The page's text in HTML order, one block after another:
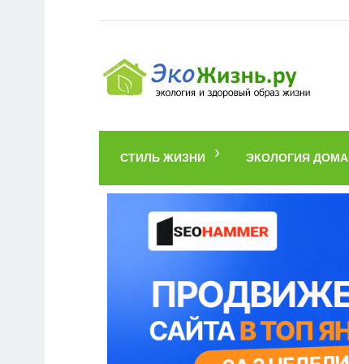
СТИЛЬ ЖИЗНИ ЭКОЛОГИЯ ДОМА